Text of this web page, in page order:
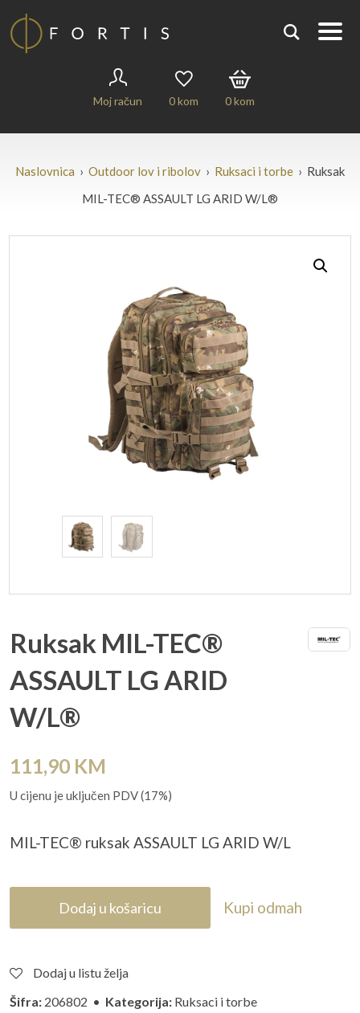
Moj račun 0kom 0kom
Naslovnica › Outdoor lov i ribolov › Ruksaci i torbe › Ruksak
MIL-TEC® ASSAULT LG ARID W/L®
Ruksak MIL-TEC®
ASSAULT LG ARID
W/L®
111,90 KM
U cijenu je uključen PDV (17%)
MIL-TEC® ruksak ASSAULT LG ARID W/L
Dodaj u košaricu Kupi odmah
Dodaj u listu želja
Šifra: 206802 • Kategorija: Ruksaci i torbe